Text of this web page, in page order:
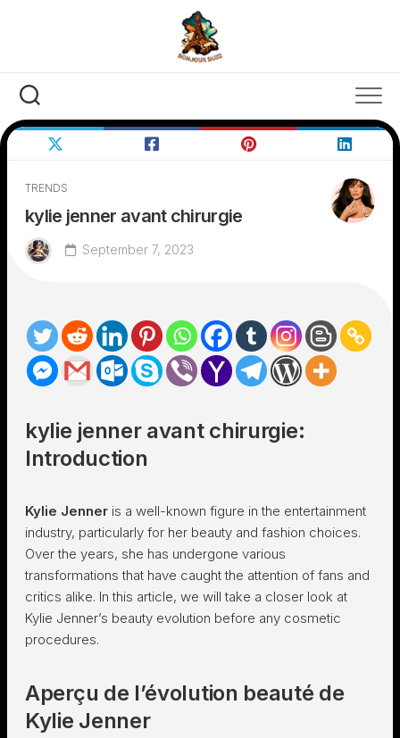
TRENDS
kylie jenner avant chirurgie
September 7, 2023
kylie jenner avant chirurgie:
Introduction
Kylie Jenner is a well-known figure in the entertainment
industry, particularly for her beauty and fashion choices.
Over the years, she has undergone various
transformations that have caught the attention of fans and
critics alike. In this article, we will take a closer look at
Kylie Jenner’s beauty evolution before any cosmetic
procedures.
Aperçu de l’évolution beauté de
Kylie Jenner